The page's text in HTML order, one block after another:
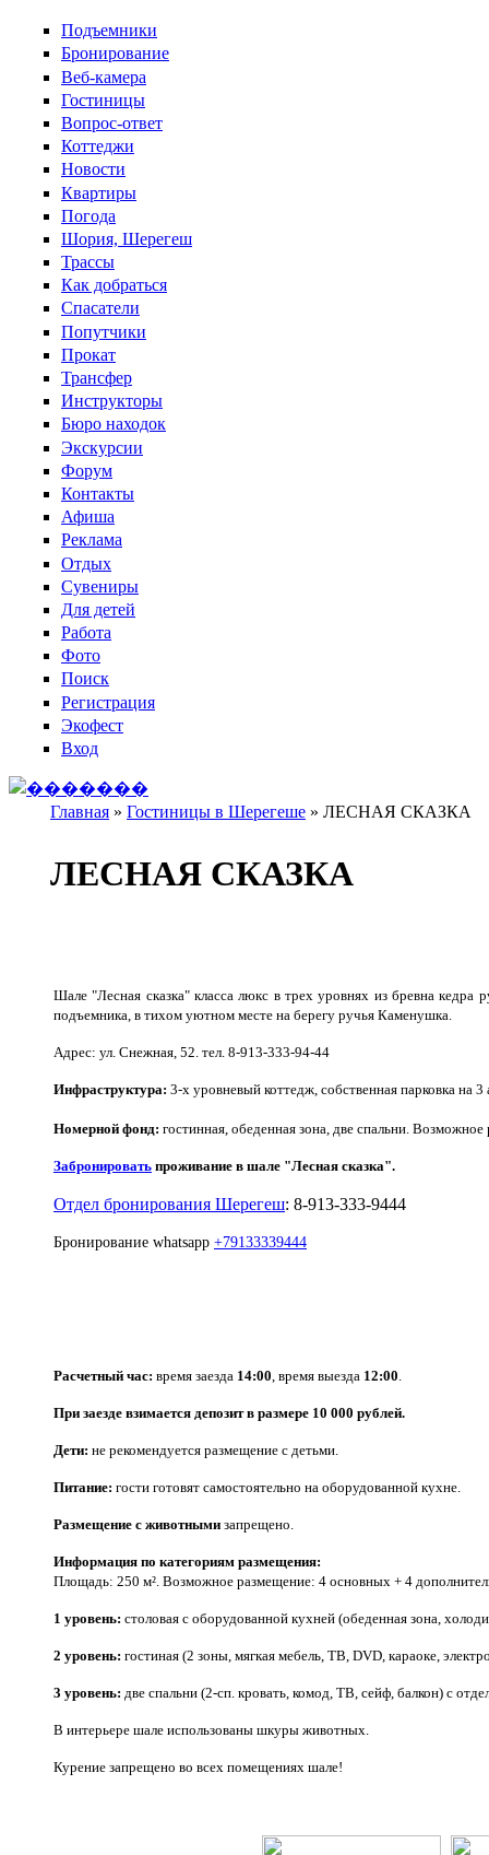
Перейти к основному содержанию
Подъемники
Бронирование
Веб-камера
Гостиницы
Вопрос-ответ
Коттеджи
Новости
Квартиры
Погода
Шория, Шерегеш
Трассы
Как добраться
Спасатели
Попутчики
Прокат
Трансфер
Инструкторы
Бюро находок
Экскурсии
Форум
Контакты
Афиша
Реклама
Отдых
Сувениры
Для детей
Работа
Фото
Поиск
Регистрация
Экофест
Вход
Главная » Гостиницы в Шерегеше » ЛЕСНАЯ СКАЗКА
ЛЕСНАЯ СКАЗКА
Шале "Лесная сказка" класса люкс в трех уровнях из бревна
подъемника, в тихом уютном месте на берегу ручья Каменушка.
Адрес: ул. Снежная, 52. тел. 8-913-333-94-44
Инфраструктура: 3-х уровневый коттедж, собственная парковка на
Номерной фонд: гостинная, обеденная зона, две спальни.
Забронировать проживание в шале "Лесная сказка".
Отдел бронирования Шерегеш: 8-913-333-9444
Бронирование whatsapp +79133339444
Расчетный час: время заезда 14:00 , время выезда 12:00
При заезде взимается депозит в размере 10 000 рублей.
Дети: не рекомендуется размещение с детьми.
Питание: гости готовят самостоятельно на оборудованной кухне.
Размещение с животными запрещено.
Информация по категориям размещения:
Площадь: 250 м². Возможное размещение: 4 основных + 4
1 уровень: cтоловая с оборудованной кухней (обеденная зона,
2 уровень: гостиная (2 зоны, мягкая мебель, ТВ, DVD, караоке,
3 уровень: две спальни (2-сп. кровать, комод, ТВ, сейф, балкон) с
В интерьере шале использованы шкуры животных.
Курение запрещено во всех помещениях шале!